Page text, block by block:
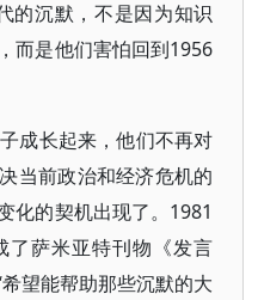
的沉默，不是因为知识
而是他们害怕回到1956
成长起来，他们不再对
当前政治和经济危机的
化的契机出现了。1981
了萨米亚特刊物《发言
望能帮助那些沉默的大